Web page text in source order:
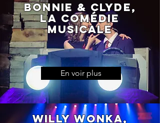
Bonnie & Clyde,
la comédie
musicale
En voir plus
WILLY WONKA,